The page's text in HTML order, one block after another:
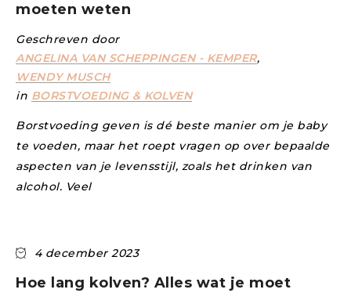
moeten weten
Geschreven door
ANGELINA VAN SCHEPPINGEN - KEMPER,
WENDY MUSCH
in BORSTVOEDING & KOLVEN
Borstvoeding geven is dé beste manier om je baby
te voeden, maar het roept vragen op over bepaalde
aspecten van je levensstijl, zoals het drinken van
alcohol. Veel
4 december 2023
Hoe lang kolven? Alles wat je moet